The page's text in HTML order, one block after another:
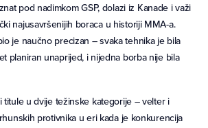
pod nadimkom GSP, dolazi iz Kanade i važi
najusavršenijih boraca u historiji MMA-a.
je naučno precizan – svaka tehnika je bila
planiran unaprijed, i nijedna borba nije bila
titule u dvije težinske kategorije – velter i
protivnika u eri kada je konkurencija